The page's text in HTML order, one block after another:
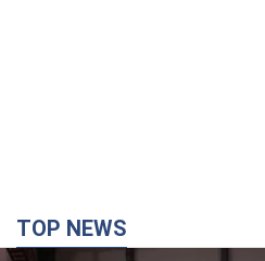
TOP NEWS